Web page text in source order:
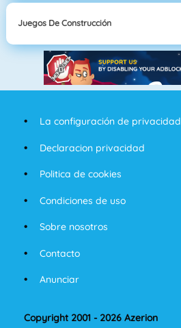
Juegos De Construcción
La configuración de privacidad
Declaracion privacidad
Politica de cookies
Condiciones de uso
Sobre nosotros
Contacto
Anunciar
Copyright 2001 - 2026 Azerion